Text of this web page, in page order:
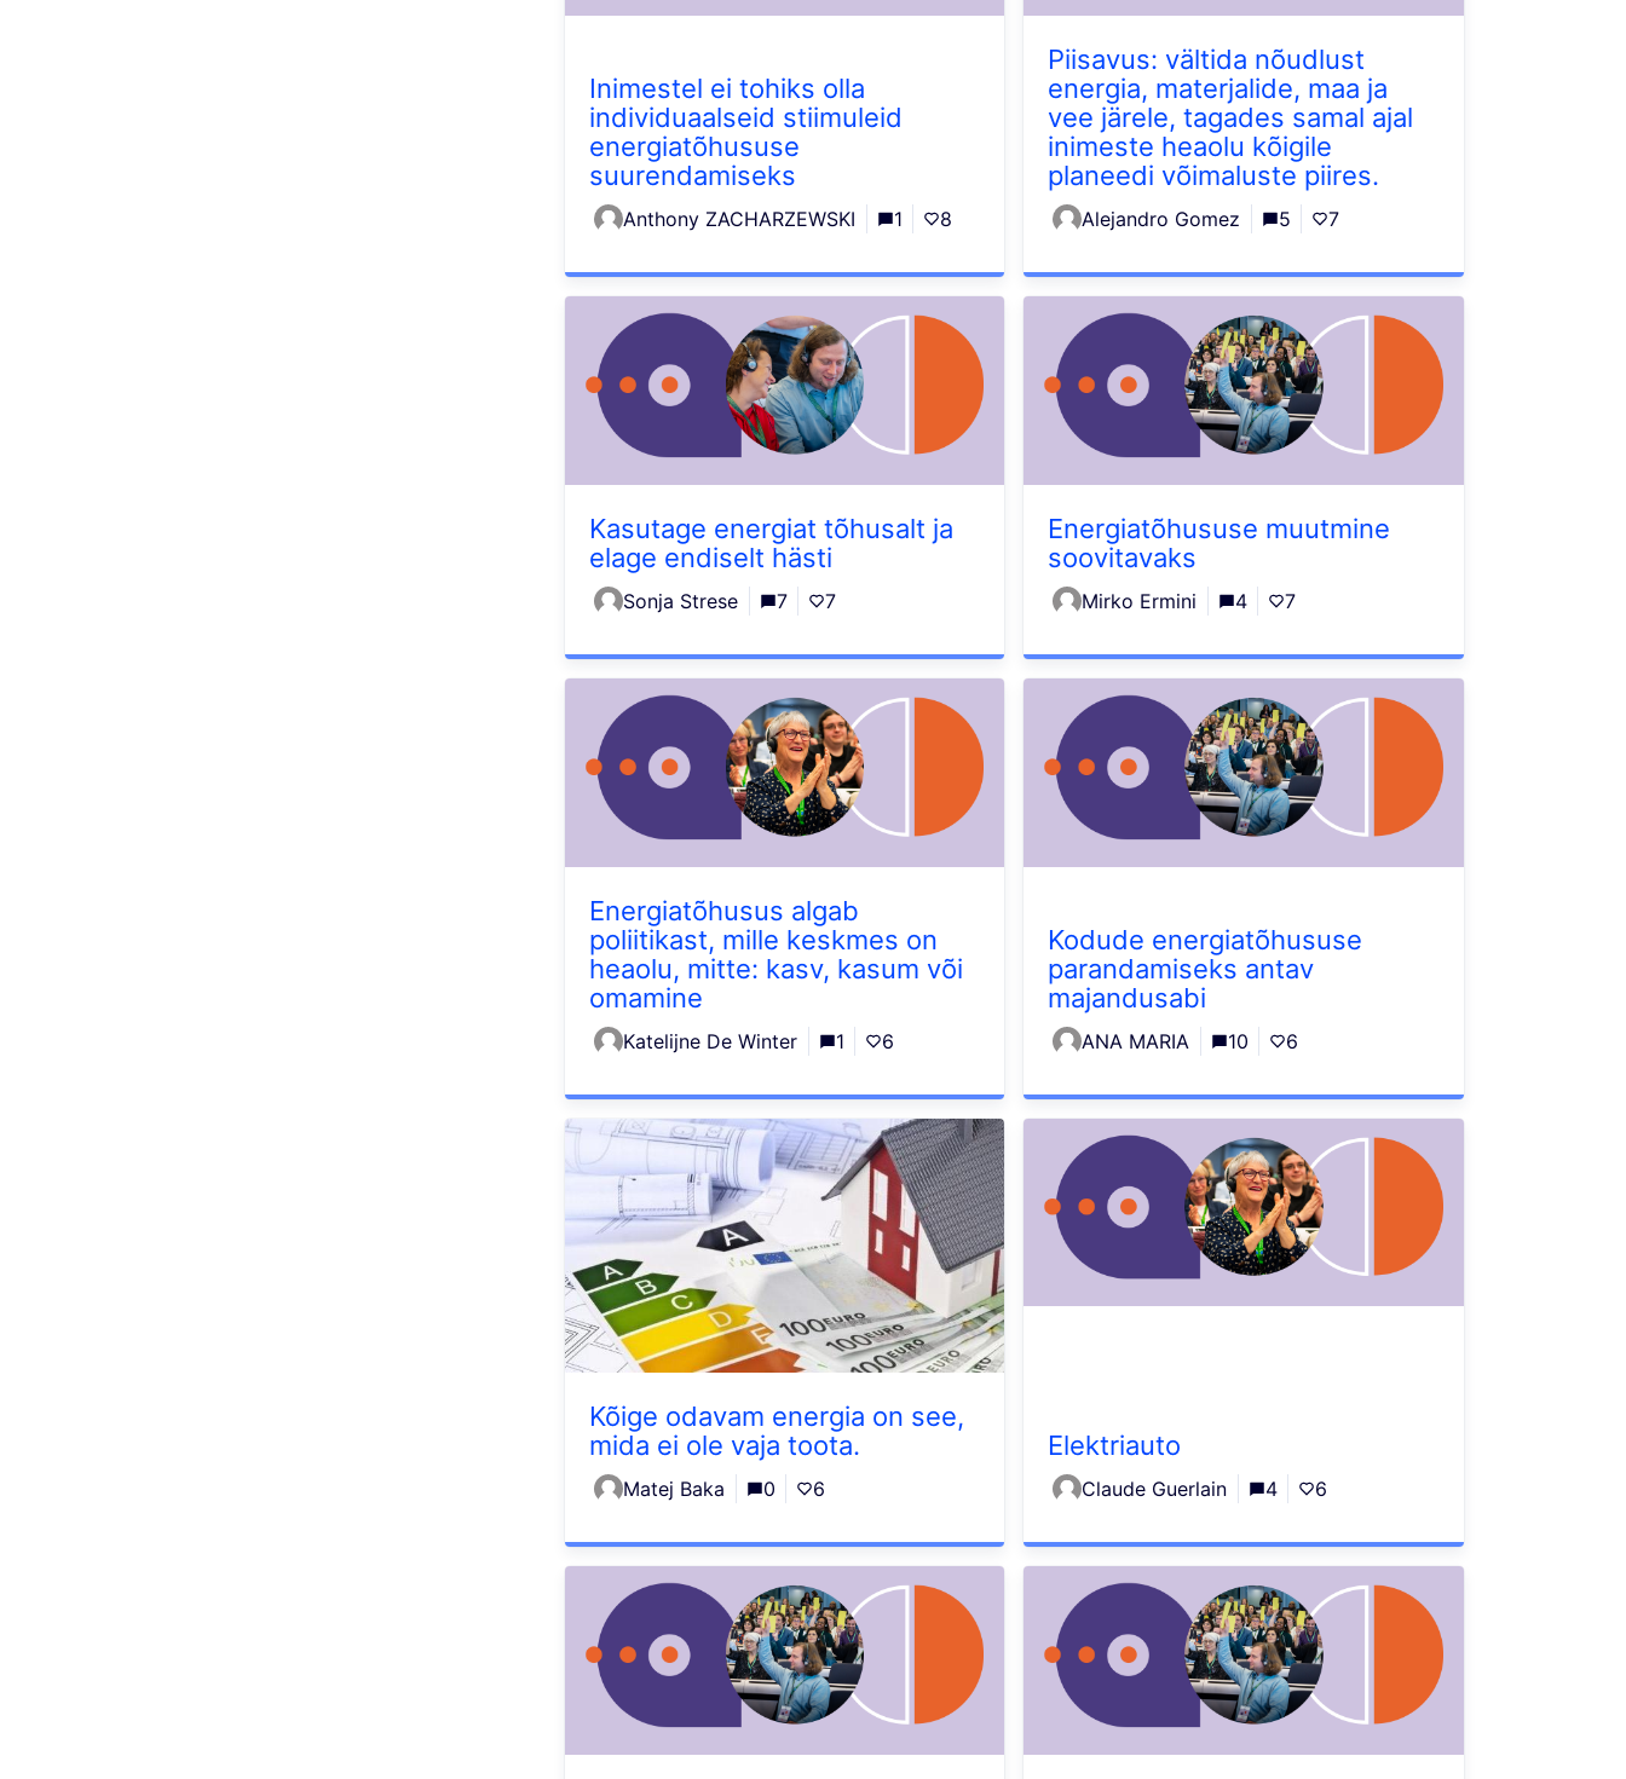
Inimestel ei tohiks olla
individuaalseid stiimuleid
energiatõhususe
suurendamiseks
Anthony ZACHARZEWSKI 1 8
Piisavus: vältida nõudlust
energia, materjalide, maa ja
vee järele, tagades samal ajal
inimeste heaolu kõigile
planeedi võimaluste piires.
Alejandro Gomez 5 7
Kasutage energiat tõhusalt ja
elage endiselt hästi
Sonja Strese 7 7
Energiatõhususe muutmine
soovitavaks
Mirko Ermini 4 7
Energiatõhusus algab
poliitikast, mille keskmes on
heaolu, mitte: kasv, kasum või
omamine
Katelijne De Winter 1 6
Kodude energiatõhususe
parandamiseks antav
majandusabi
ANA MARIA 10 6
Kõige odavam energia on see,
mida ei ole vaja toota.
Matej Baka 0 6
Elektriauto
Claude Guerlain 4 6